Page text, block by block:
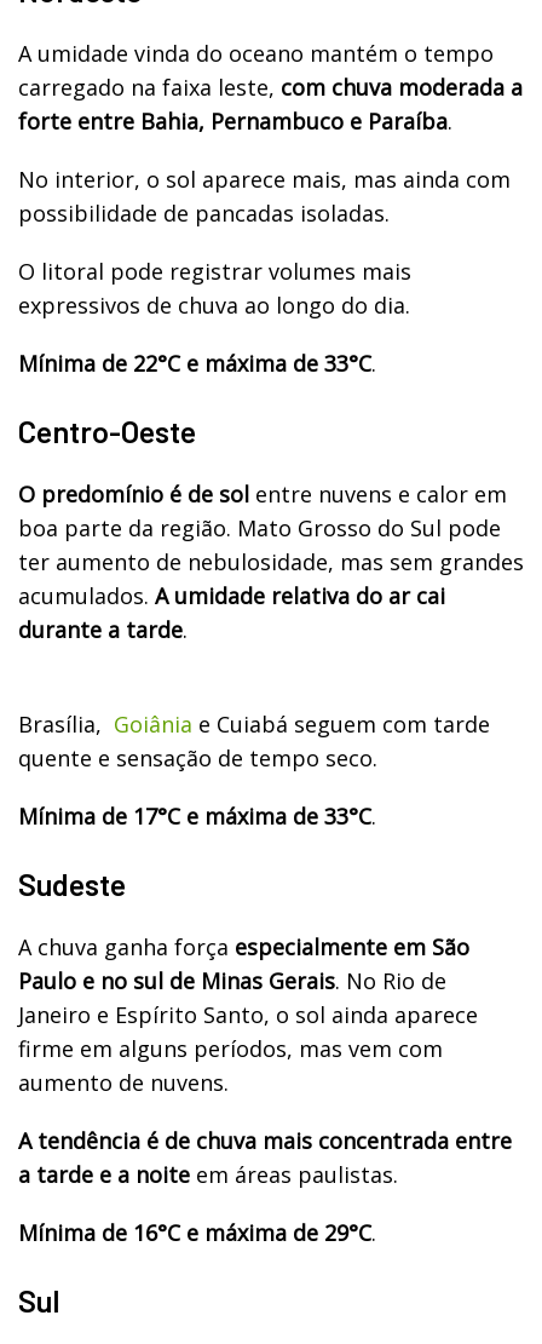
A umidade vinda do oceano mantém o tempo
carregado na faixa leste, com chuva moderada a
forte entre Bahia, Pernambuco e Paraíba.
No interior, o sol aparece mais, mas ainda com
possibilidade de pancadas isoladas.
O litoral pode registrar volumes mais
expressivos de chuva ao longo do dia.
Mínima de 22°C e máxima de 33°C.
Centro-Oeste
O predomínio é de sol entre nuvens e calor em
boa parte da região. Mato Grosso do Sul pode
ter aumento de nebulosidade, mas sem grandes
acumulados. A umidade relativa do ar cai
durante a tarde.
Brasília, Goiânia e Cuiabá seguem com tarde
quente e sensação de tempo seco.
Mínima de 17°C e máxima de 33°C.
Sudeste
A chuva ganha força especialmente em São
Paulo e no sul de Minas Gerais. No Rio de
Janeiro e Espírito Santo, o sol ainda aparece
firme em alguns períodos, mas vem com
aumento de nuvens.
A tendência é de chuva mais concentrada entre
a tarde e a noite em áreas paulistas.
Mínima de 16°C e máxima de 29°C.
Sul